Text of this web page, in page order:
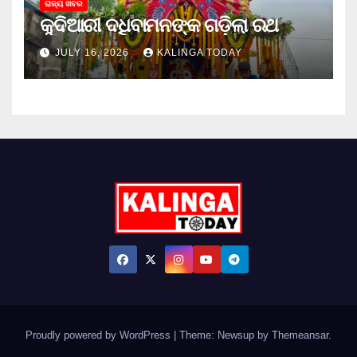
ରାଜ୍ୟ ଖବର
କୁଦିଆରୀ ଦଧିବାମନଙ୍କ ଗଡ଼ିଲା ରଥ
JULY 16, 2026 KALINGA TODAY
Proudly powered by WordPress Theme: Newsup by Themeansar.